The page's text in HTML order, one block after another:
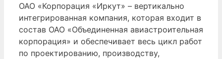
ОАО «Корпорация «Иркут» – вертикально
интегрированная компания, которая входит в
состав ОАО «Объединенная авиастроительная
корпорация» и обеспечивает весь цикл работ
по проектированию, производству,